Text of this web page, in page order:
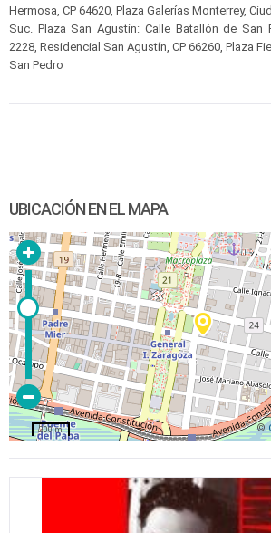
Hermosa, CP 64620, Plaza Galerías Monterrey,
Suc. Plaza San Agustín: Calle Batallón de San
2228, Residencial San Agustín, CP 66260, Plaza
San Pedro
UBICACIÓN EN EL MAPA
©
200 m